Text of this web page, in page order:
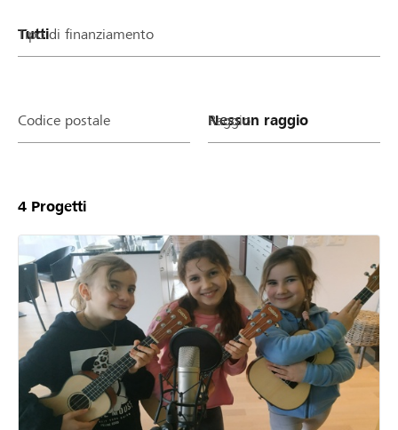
Tipo di finanziamento
Codice postale Raggio
4 Progetti